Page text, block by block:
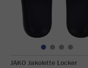
JAKO Jakolette Locker